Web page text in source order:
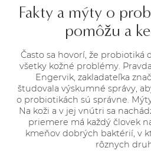
Fakty a mýty o
pomôžu a
Často sa hovorí, že probiotiká
všetky kožné problémy.
Engervik, zakladateľka
študovala výskumné správy,
o probiotikách sú správne.
Na koži a v jej vnútri sa
priemere má každý človek
kmeňov dobrých baktérií, v
rôznych